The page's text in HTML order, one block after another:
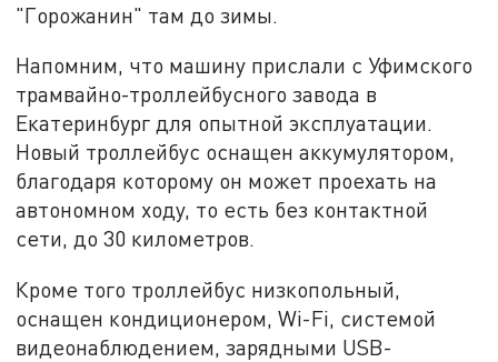
"Горожанин" там до зимы.
Напомним, что машину прислали с Уфимского
трамвайно-троллейбусного завода в
Екатеринбург для опытной эксплуатации.
Новый троллейбус оснащен аккумулятором,
благодаря которому он может проехать на
автономном ходу, то есть без контактной
сети, до 30 километров.
Кроме того троллейбус низкопольный,
оснащен кондиционером, Wi-Fi, системой
видеонаблюдением, зарядными USB-